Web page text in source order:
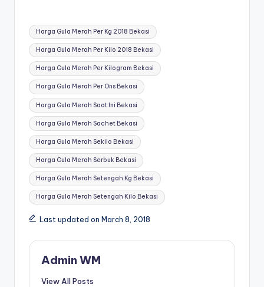
Tags:
Harga Gula Merah Per Kg 2018 Bekasi
Harga Gula Merah Per Kilo 2018 Bekasi
Harga Gula Merah Per Kilogram Bekasi
Harga Gula Merah Per Ons Bekasi
Harga Gula Merah Saat Ini Bekasi
Harga Gula Merah Sachet Bekasi
Harga Gula Merah Sekilo Bekasi
Harga Gula Merah Serbuk Bekasi
Harga Gula Merah Setengah Kg Bekasi
Harga Gula Merah Setengah Kilo Bekasi
Last updated on March 8, 2018
Admin WM
View All Posts